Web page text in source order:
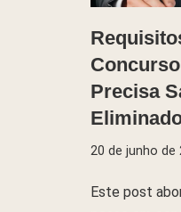
Precisa
20 de junho de
Este post